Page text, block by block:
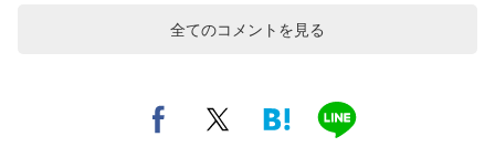
全てのコメントを見る